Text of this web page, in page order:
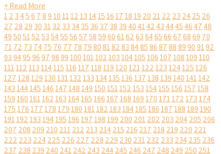
+ Read More
12 3456 78910111213141516171819 20 2122 23 2425 26
27 28 29 30 3132 33 3435 36 37 38 39404142434445464748
495051525354555657585960616263646566676869 70
7172 73 7475 76 77 78 7980818283848586878889909192
93949596979899100101102103104105106107108109110
111112113114115116117118119120121122123124125126
127128129130131132133134135136137138139140141142
143144145146147148149150151152153154155156157158
159160161162163164165166167168169170171172173174
175176177178179180181182183184185186187188189190
191192193194195196197198199 200 201202 203 204205 206
207 208 209 210 211212 213 214215 216 217 218 219 220 221
222 223 224225 226 227 228 229 230 231232 233 234235 236
237 238 239 240 241242 243 244245 246 247 248 249 250 251